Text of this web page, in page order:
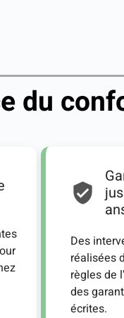
du
Des
réalisées
règles de
des
écrites.